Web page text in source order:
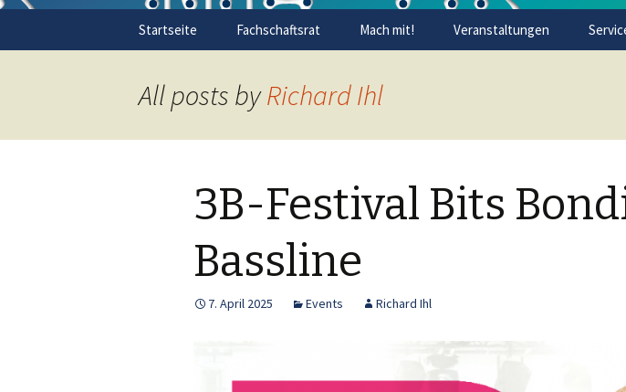
Startseite Fachschaftsrat Mach mit! Veranstaltungen
All posts byRichard Ihl
3B-Festival Bits
Bassline
7. April 2025 Events Richard Ihl